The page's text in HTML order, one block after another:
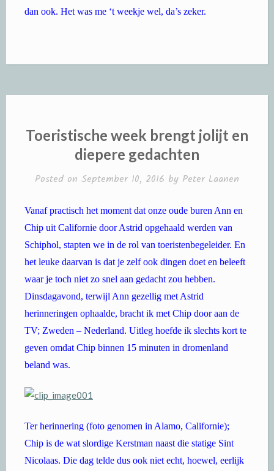
dan ook. Het was me ‘t weekje wel, da’s zeker.
Toeristische week brengt jolijt en
diepere gedachten
Posted on September 10, 2016 by Peter Laanen
Vanaf practisch het moment dat onze oude buren Ann en
Chip uit Californie door Astrid opgehaald werden van
Schiphol, stapten we in de rol van toeristenbegeleider. En
het leuke daarvan is dat je zelf ook dingen doet en beleeft
waar je toch niet zo snel aan gedacht zou hebben.
Dinsdagavond, terwijl Ann gezellig met Astrid
herinneringen ophaalde, bracht ik met Chip door aan de
TV; Zweden – Nederland. Uitleg hoefde ik slechts kort te
geven omdat Chip binnen 15 minuten in dromenland
beland was.
Ter herinnering (foto genomen in Alamo, Californie);
Chip is de wat slordige Kerstman naast die statige Sint
Nicolaas. Die dag telde dus ook niet echt, hoewel, eerlijk